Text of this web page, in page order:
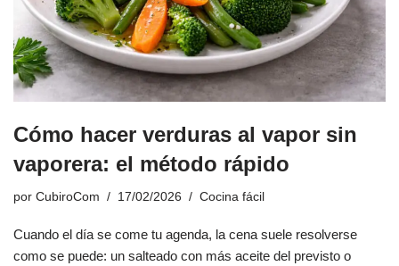
Cómo hacer verduras al vapor sin
vaporera: el método rápido
por CubiroCom 17/02/2026 Cocina fácil
Cuando el día se come tu agenda, la cena suele resolverse
como se puede: un salteado con más aceite del previsto o